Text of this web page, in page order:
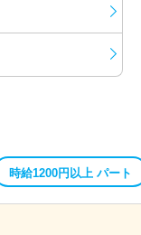
時給1200円以上 パート